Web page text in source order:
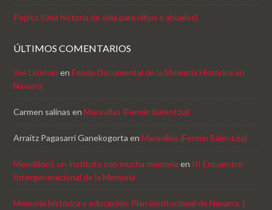
Pepito (Una historia de vida para niños y abuelos)
ÚLTIMOS COMENTARIOS
Joe Linehan enFondo Documental de la Memoria Histórica en
Navarra
Carmen salinas enMaravillas (Fermin Balentzia)
Arraitz Pagasarri Ganekogorta enMaravillas (Fermin Balentzia)
Mendillorri, un instituto con mucha memoria en III Encuentro
Intergeneracional de la Memoria
Memoria histórica y educación. Plan institucional de Navarra. |